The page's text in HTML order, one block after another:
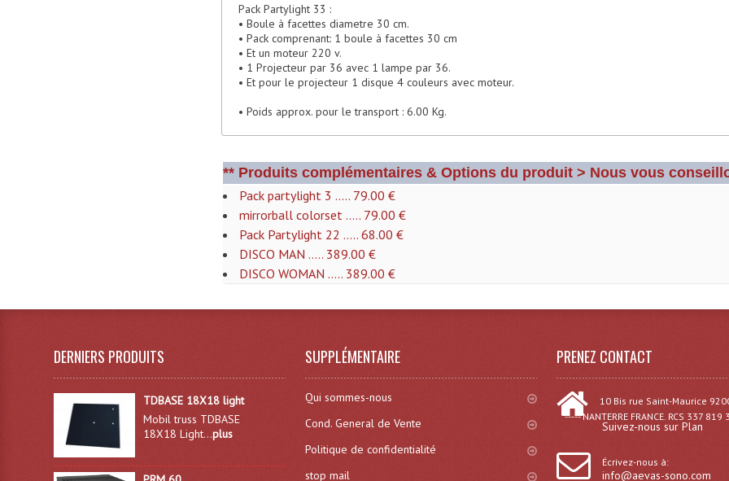
Pack Partylight 33 :
• Boule à facettes diametre 30 cm.
• Pack comprenant: 1 boule à facettes 30 cm
• Et un moteur 220 v.
• 1 Projecteur par 36 avec 1 lampe par 36.
• Et pour le projecteur 1 disque 4 couleurs avec moteur.
• Poids approx. pour le transport : 6.00 Kg.
** Produits complémentaires & Options du produit > Nous vous
Pack partylight 3 ..... 79.00 €
mirrorball colorset ..... 79.00 €
Pack Partylight 22 ..... 68.00 €
DISCO MAN ..... 389.00 €
DISCO WOMAN ..... 389.00 €
DERNIERS PRODUITS
TDBASE 18X18 light
Mobil truss TDBASE
18X18 Light...plus
SUPPLÉMENTAIRE
Qui sommes-nous
Cond. General de Vente
Politique de confidentialité
stop mail
PRENEZ CONTACT
10 Bis rue Saint-Maurice
----- NANTERRE FRANCE. RCS 337 819
Suivez-nous sur Plan
Écrivez-nous à:
info@aevas-sono.com